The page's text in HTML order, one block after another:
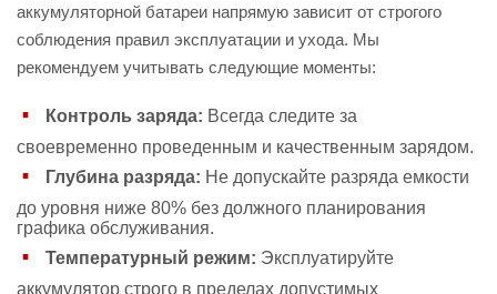
аккумуляторной батареи напрямую зависит от строгого
соблюдения правил эксплуатации и ухода. Мы
рекомендуем учитывать следующие моменты:
Контроль заряда: Всегда следите за
своевременно проведенным и качественным зарядом.
Глубина разряда: Не допускайте разряда емкости
до уровня ниже 80% без должного планирования
графика обслуживания.
Температурный режим: Эксплуатируйте
аккумулятор строго в пределах допустимых